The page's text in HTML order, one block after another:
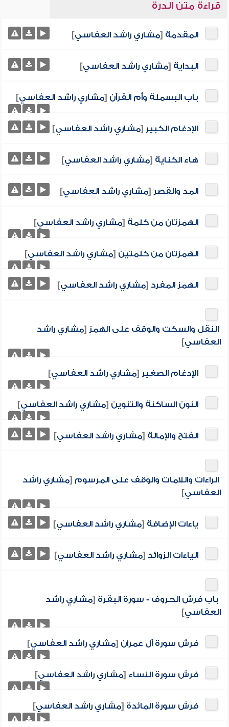
قراءة متن الدرة
المقدمة [مشاري راشد العفاسي]
البداية [مشاري راشد العفاسي]
باب البسملة وأم القرآن [مشاري راشد العفاسي]
الإدغام الكبير [مشاري راشد العفاسي]
هاء الكناية [مشاري راشد العفاسي]
المد والقصر [مشاري راشد العفاسي]
الهمزتان من كلمة [مشاري راشد العفاسي]
الهمزتان من كلمتين [مشاري راشد العفاسي]
الهمز المفرد [مشاري راشد العفاسي]
النقل والسكت والوقف على الهمز [مشاري راشد
العفاسي]
الإدغام الصغير [مشاري راشد العفاسي]
النون الساكنة والتنوين [مشاري راشد العفاسي]
الفتح والإمالة [مشاري راشد العفاسي]
الراءات واللامات والوقف على المرسوم [مشاري راشد
العفاسي]
ياءات الإضافة [مشاري راشد العفاسي]
الياءات الزوائد [مشاري راشد العفاسي]
باب فرش الحروف - سورة البقرة [مشاري راشد
العفاسي]
فرش سورة آل عمران [مشاري راشد العفاسي]
فرش سورة النساء [مشاري راشد العفاسي]
فرش سورة المائدة [مشاري راشد العفاسي]